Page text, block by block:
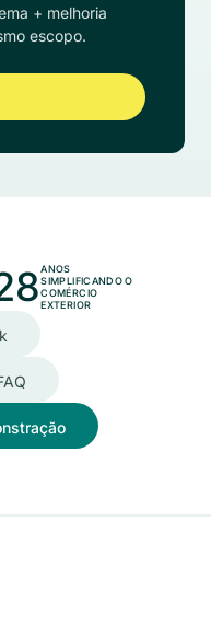
+ melhoria
escopo.
ANOS
SIMPLIFICANDO O
COMÉRCIO
EXTERIOR